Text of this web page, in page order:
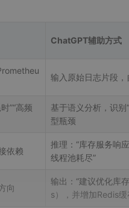
ChatGPT辅助方式
输入原始日志片段
”“高频
基于语义分析，识
型瓶颈
依赖
推理：“库存服务响
线程池耗尽”
向
输出：“建议优化库
s），并增加Redis缓